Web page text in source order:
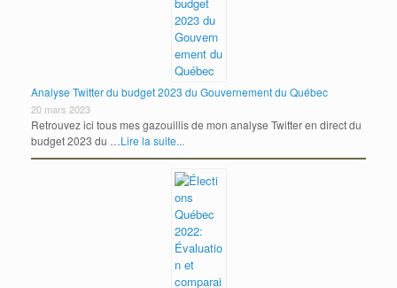
Analyse Twitter du budget 2023 du Gouvernement du Québec
20 mars 2023
Retrouvez ici tous mes gazouillis de mon analyse Twitter en direct du
budget 2023 du …Lire la suite...